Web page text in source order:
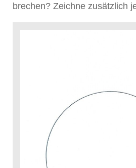
brechen? Zeichne zusätzlich